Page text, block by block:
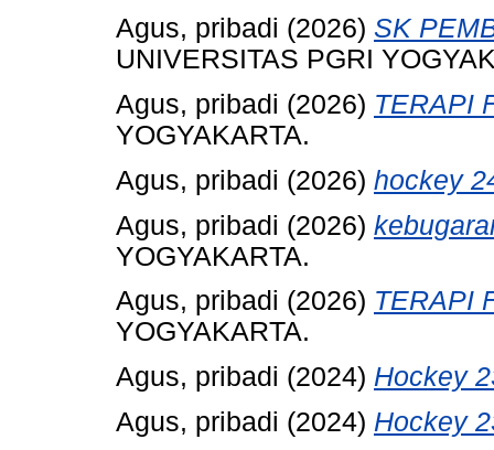
Agus, pribadi (2026) SK
UNIVERSITAS PGRI
Agus, pribadi (2026) TERAPI
YOGYAKARTA.
Agus, pribadi (2026) hockey
Agus, pribadi (2026)
YOGYAKARTA.
Agus, pribadi (2026) TERAPI
YOGYAKARTA.
Agus, pribadi (2024) Hockey
Agus, pribadi (2024) Hockey